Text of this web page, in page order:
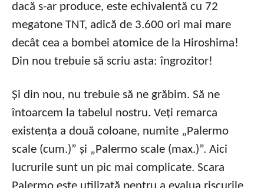
dacă s-ar produce, este echivalentă cu 72
megatone TNT, adică de 3.600 ori mai mare
decât cea a bombei atomice de la Hiroshima!
Din nou trebuie să scriu asta: îngrozitor!
Și din nou, nu trebuie să ne grăbim. Să ne
întoarcem la tabelul nostru. Veți remarca
existența a două coloane, numite „Palermo
scale (cum.)” și „Palermo scale (max.)”. Aici
lucrurile sunt un pic mai complicate. Scara